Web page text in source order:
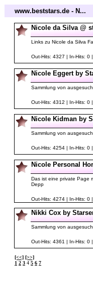
www.beststars.de - N...
Nicole da Silva @
Links zu Nicole da Silva
Out-Hits: 4327 | In-Hits: 0
Nicole Eggert by
Sammlung von
Out-Hits: 4312 | In-Hits: 0
Nicole Kidman by
Sammlung von
Out-Hits: 4254 | In-Hits: 0
Nicole Personal
Das ist eine private Page
Depp
Out-Hits: 4274 | In-Hits: 0
Nikki Cox by
Sammlung von
Out-Hits: 4361 | In-Hits: 0
[<<] [>>]
1 2 3 4 5 6 7